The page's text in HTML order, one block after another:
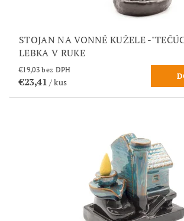
STOJAN NA VONNÉ KUŽELE -
LEBKA V RUKE
€19,03 bez DPH
€23,41 / kus